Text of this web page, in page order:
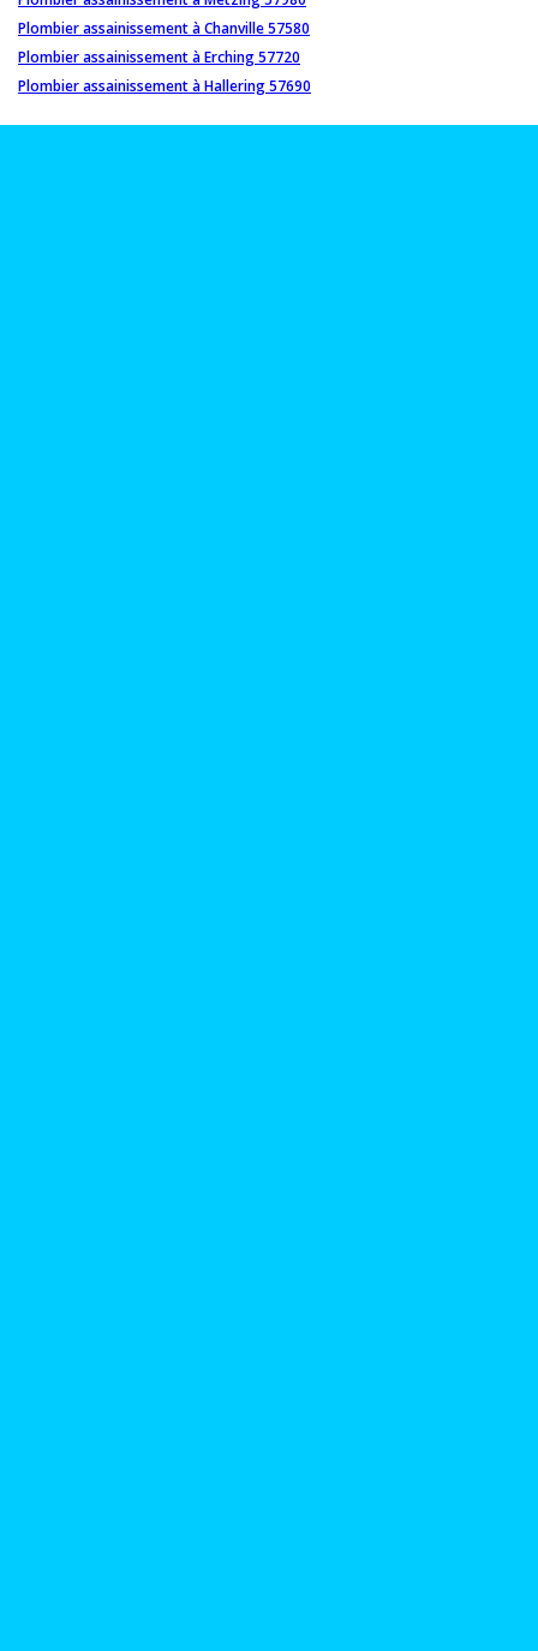
Plombier assainissement à Chanville 57580
Plombier assainissement à Erching 57720
Plombier assainissement à Hallering 57690